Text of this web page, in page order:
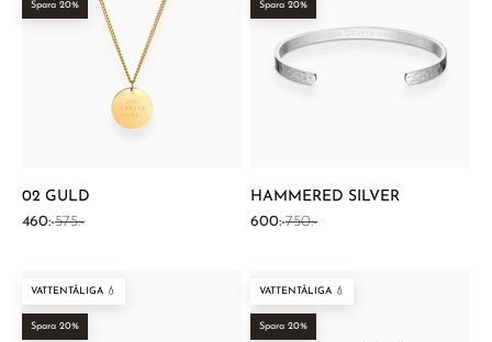
Spara 20%
02 GULD
REA-pris
460:-Pris
575:-
Spara 20%
HAMMERED SILVER
REA-pris
600:-Pris
750:-
VATTENTÅLIGA 💧
Spara 20%
VATTENTÅLIGA 💧
Spara 20%